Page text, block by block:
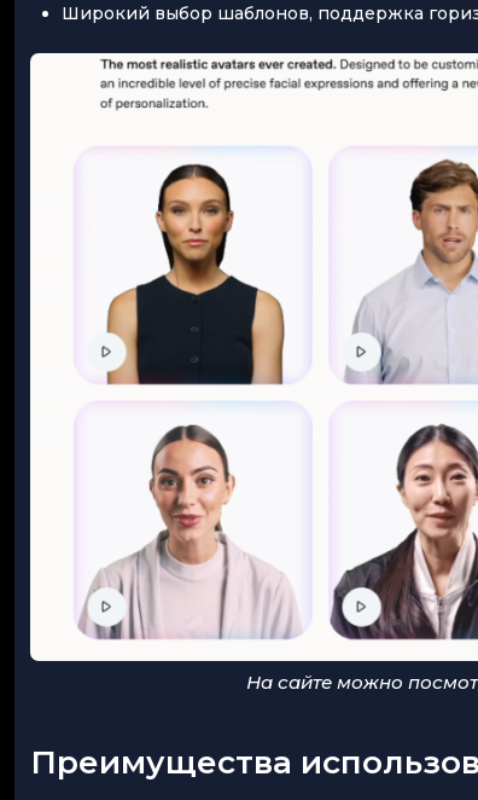
Широкий выбор шаблонов, поддержка
На сайте можно
Преимущества